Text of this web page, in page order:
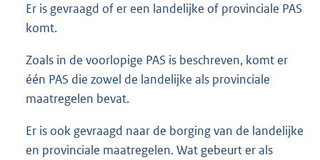
Er is gevraagd of er een landelijke of provinciale PAS
komt.
Zoals in de voorlopige PAS is beschreven, komt er
één PAS die zowel de landelijke als provinciale
maatregelen bevat.
Er is ook gevraagd naar de borging van de landelijke
en provinciale maatregelen. Wat gebeurt er als